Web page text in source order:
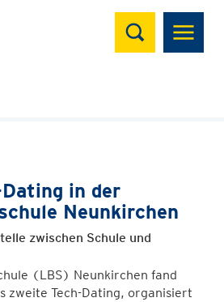
Suchen
in der
Neunkirchen
zwischen Schule und
(LBS) Neunkirchen fand
zweite Tech-Dating, organisiert